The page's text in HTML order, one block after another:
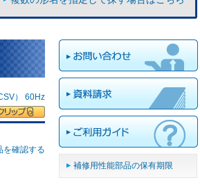
） 60Hz
を確認する
補修用性能部品の保有期限